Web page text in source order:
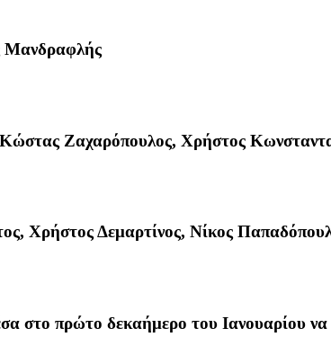
Ζαχαρόπουλος, Χρήστος
Χρήστος Δεμαρτίνος, Νίκος
στο πρώτο δεκαήμερο του Ιανουαρίου να